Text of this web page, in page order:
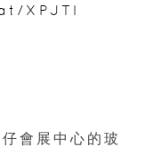
XPJTl⁣
會展中心的玻